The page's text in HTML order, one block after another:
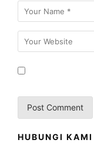
HUBUNGI KAMI